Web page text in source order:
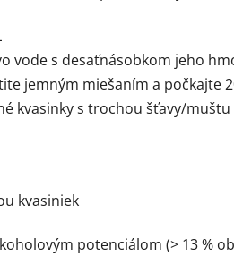
vode s desaťnásobkom jeho
jemným miešaním a počkajte
kvasinky s trochou šťavy/
kvasiniek
potenciálom (> 13 %